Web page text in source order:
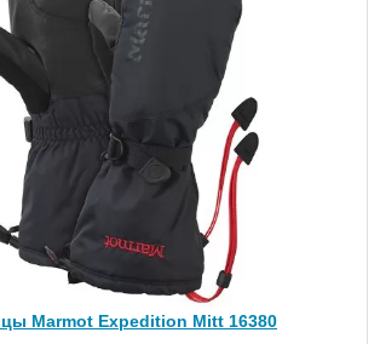
Marmot Expedition Mitt 16380